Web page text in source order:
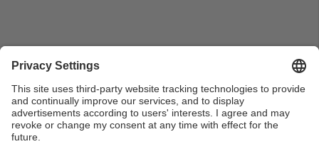
Pla de conjunt d'Anjo Valentí, 1er Tinent d'Alcalde de